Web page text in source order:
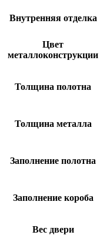
Внутренняя отделка
Цвет
металлоконструкции
Толщина полотна
Толщина металла
Заполнение полотна
Заполнение короба
Вес двери